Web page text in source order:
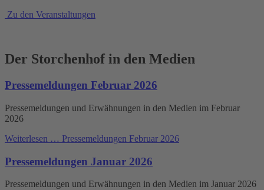
Zu den Veranstaltungen
Der Storchenhof in den Medien
Pressemeldungen Februar 2026
Pressemeldungen und Erwähnungen in den Medien im Februar
2026
Weiterlesen … Pressemeldungen Februar 2026
Pressemeldungen Januar 2026
Pressemeldungen und Erwähnungen in den Medien im Januar 2026